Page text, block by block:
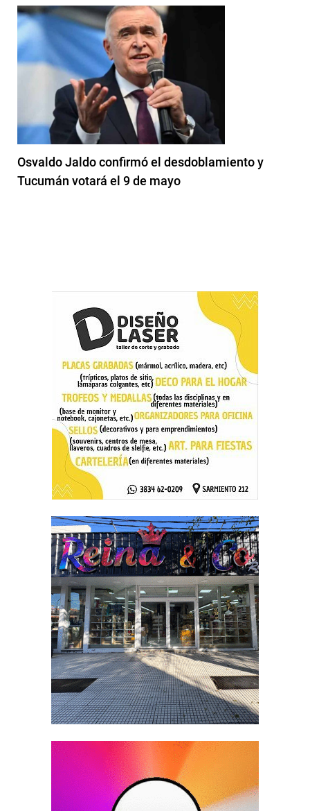
Osvaldo Jaldo confirmó el desdoblamiento y
Tucumán votará el 9 de mayo